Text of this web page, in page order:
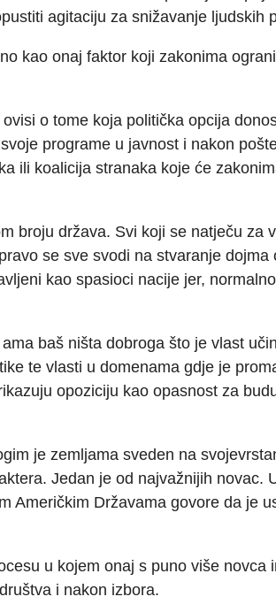
agitaciju za snižavanje ljudskih
kao onaj faktor koji zakonima
o tome koja politička opcija
programe u javnost i nakon
ili koalicija stranaka koje će
broju država. Svi koji se natječu za
se sve svodi na stvaranje dojma
kao spasioci nacije jer,
baš ništa dobroga što je vlast
te vlasti u domenama gdje je
opoziciju kao opasnost za
je zemljama sveden na
Jedan je od najvažnijih novac.
Američkim Državama govore da je
u kojem onaj s puno više novca
i nakon izbora.